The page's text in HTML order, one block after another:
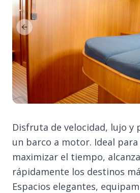
Previous Slide
Disfruta de velocidad, lujo y
un barco a motor. Ideal
maximizar el tiempo,
rápidamente los destinos
Espacios elegantes,